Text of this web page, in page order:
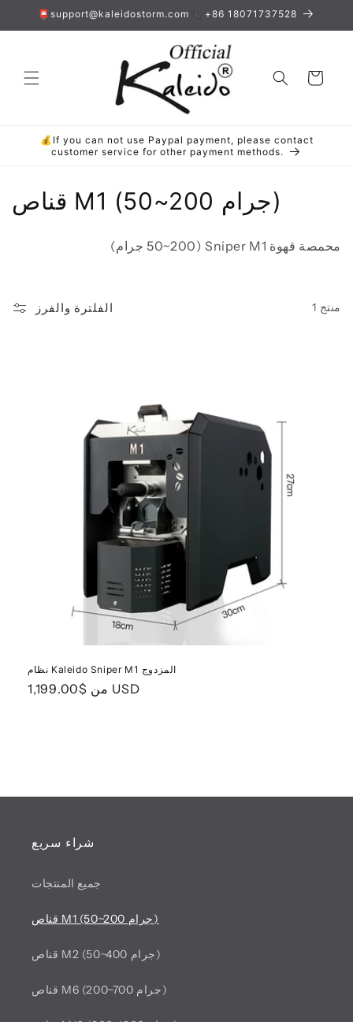
إلى
المحتوى
📮support@kaleidostorm.com 📞+86 18071737528
العربة
💰If you can not use Paypal payment, please contact
customer service for other payment methods.
م
قناص M1 (50~200 جرام)
محمصة قهوة Sniper M1 (50~200 جرام)
الفلترة والفرز 1 منتج
نظام Kaleido Sniper M1 المزدوج
السعر
من $1,199.00 USD
شراء سريع
جميع المنتجات
قناص M1 (50~200 جرام)
قناص M2 (50~400 جرام)
قناص M6 (200~700 جرام)